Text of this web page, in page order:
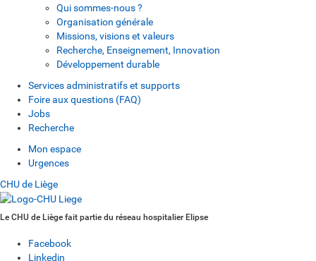
Qui sommes-nous ?
Organisation générale
Missions, visions et valeurs
Recherche, Enseignement, Innovation
Développement durable
Services administratifs et supports
Foire aux questions (FAQ)
Jobs
Recherche
Mon espace
Urgences
CHU de Liège
Le CHU de Liège fait partie du réseau hospitalier Elipse
Facebook
Linkedin